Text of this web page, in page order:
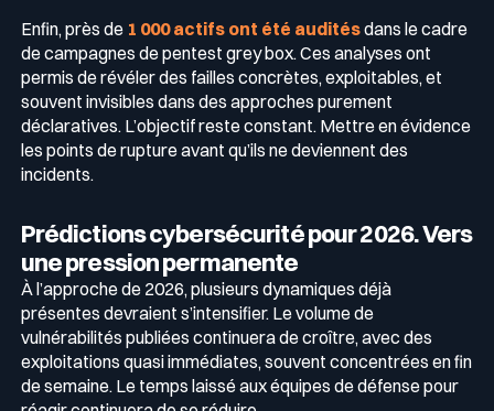
Enfin, près de 1 000 actifs ont été auditésdans le cadre
de campagnes de pentest grey box. Ces analyses ont
permis de révéler des failles concrètes, exploitables, et
souvent invisibles dans des approches purement
déclaratives. L’objectif reste constant. Mettre en évidence
les points de rupture avant qu’ils ne deviennent des
incidents.
Prédictions cybersécurité pour 2026. Vers
une pression permanente
À l’approche de 2026, plusieurs dynamiques déjà
présentes devraient s’intensifier. Le volume de
vulnérabilités publiées continuera de croître, avec des
exploitations quasi immédiates, souvent concentrées en fin
de semaine. Le temps laissé aux équipes de défense pour